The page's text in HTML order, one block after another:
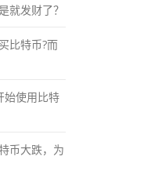
就发财了？
比特币?而
始使用比特
币大跌，为